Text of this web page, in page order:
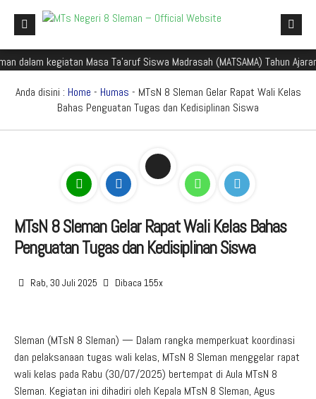
Beranda
Profil Madrasah
Aplikasi Madrasah
Perpustakaan Madyadesta
Zona Integritas
PPID
kegiatan Masa Ta'aruf Siswa Madrasah (MATSAMA) Tahun Ajaran
Anda disini : Home - Humas - MTsN 8 Sleman Gelar Rapat Wali Kelas
Bahas Penguatan Tugas dan Kedisiplinan Siswa
MTsN 8 Sleman Gelar Rapat Wali Kelas Bahas
Penguatan Tugas dan Kedisiplinan Siswa
Rab, 30 Juli 2025 Dibaca 155x
Sleman (MTsN 8 Sleman) — Dalam rangka memperkuat koordinasi
dan pelaksanaan tugas wali kelas, MTsN 8 Sleman menggelar rapat
wali kelas pada Rabu (30/07/2025) bertempat di Aula MTsN 8
Sleman. Kegiatan ini dihadiri oleh Kepala MTsN 8 Sleman, Agus